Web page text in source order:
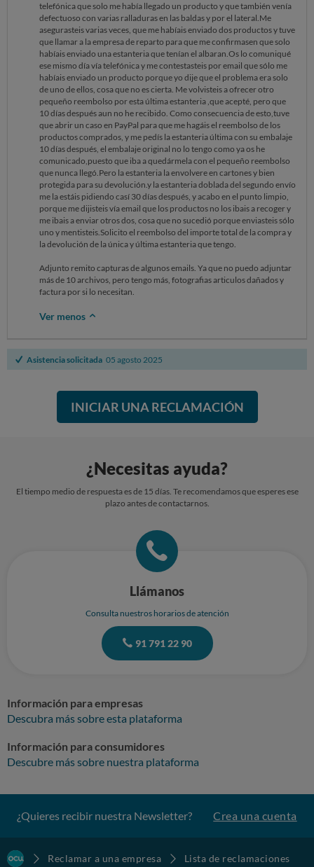
telefónica que solo me había llegado un producto y que también venía
defectuoso con varias ralladuras en las baldas y por el lateral.Me
asegurasteis varias veces, que me habíais enviado dos productos y tuve
que llamar a la empresa de reparto para que me confirmasen que solo
habíais enviado una estanteria que tenían el albaran.Os lo comuniqué
ese mismo día vía telefónica y me contestasteis por email que sólo me
habíais enviado un producto porque yo dije que el problema era solo
de uno de ellos, cosa que no es cierta. Me volvisteis a ofrecer otro
pequeño reembolso por esta última estanteria ,que acepté, pero que
10 días después aun no he recibido. Como consecuencia de esto,tuve
que abrir un caso en PayPal para que me hagáis el reembolso de los
productos comprados, y me pedís la estanteria última con su embalaje
10 días después, el embalaje original no lo tengo como ya os he
comunicado,puesto que iba a quedármela con el pequeño reembolso
que nunca llegó.Pero la estanteria la envolvere en cartones y bien
protegida para su devolución.y la estanteria doblada del segundo envío
me la estáis pidiendo casí 30 días después, y acabo en el punto limpio,
porque me dijisteis vía email que los productos no los ibais a recoger y
me ibais a enviar otros dos, cosa que no sucedió porque enviasteis sólo
uno y mentisteis.Solicito el reembolso del importe total de la compra y
la devolución de la única y última estanteria que tengo.
Adjunto remito capturas de algunos emails. Ya que no puedo adjuntar
más de 10 archivos, pero tengo más, fotografias articulos dañados y
factura por si lo necesitan.
Ver menos
Asistencia solicitada 05 agosto 2025
INICIAR UNA RECLAMACIÓN
¿Necesitas ayuda?
El tiempo medio de respuesta es de 15 días. Te recomendamos que esperes ese
plazo antes de contactarnos.
Llámanos
Consulta nuestros horarios de atención
91 791 22 90
Información para empresas
Descubra más sobre esta plataforma
Información para consumidores
Descubre más sobre nuestra plataforma
¿Quieres recibir nuestra Newsletter? Crea una cuenta
Reclamar a una empresa
Lista de reclamaciones